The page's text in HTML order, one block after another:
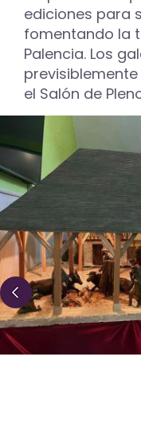
ediciones para
fomentando la
Palencia. Los
previsiblemente
el Salón de